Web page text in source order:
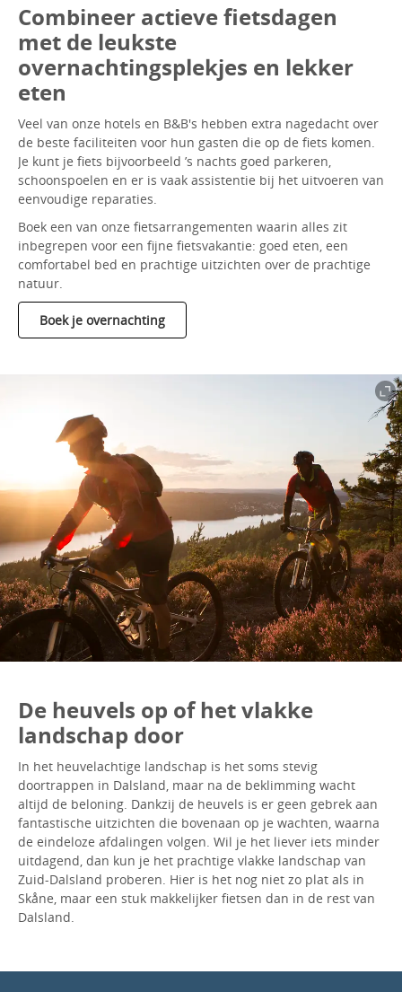
Combineer actieve fietsdagen
met de leukste
overnachtingsplekjes en lekker
eten
Veel van onze hotels en B&B's hebben extra nagedacht over
de beste faciliteiten voor hun gasten die op de fiets komen.
Je kunt je fiets bijvoorbeeld ’s nachts goed parkeren,
schoonspoelen en er is vaak assistentie bij het uitvoeren van
eenvoudige reparaties.
Boek een van onze fietsarrangementen waarin alles zit
inbegrepen voor een fijne fietsvakantie: goed eten, een
comfortabel bed en prachtige uitzichten over de prachtige
natuur.
Boek je overnachting
De heuvels op of het vlakke
landschap door
In het heuvelachtige landschap is het soms stevig
doortrappen in Dalsland, maar na de beklimming wacht
altijd de beloning. Dankzij de heuvels is er geen gebrek aan
fantastische uitzichten die bovenaan op je wachten, waarna
de eindeloze afdalingen volgen. Wil je het liever iets minder
uitdagend, dan kun je het prachtige vlakke landschap van
Zuid-Dalsland proberen. Hier is het nog niet zo plat als in
Skåne, maar een stuk makkelijker fietsen dan in de rest van
Dalsland.